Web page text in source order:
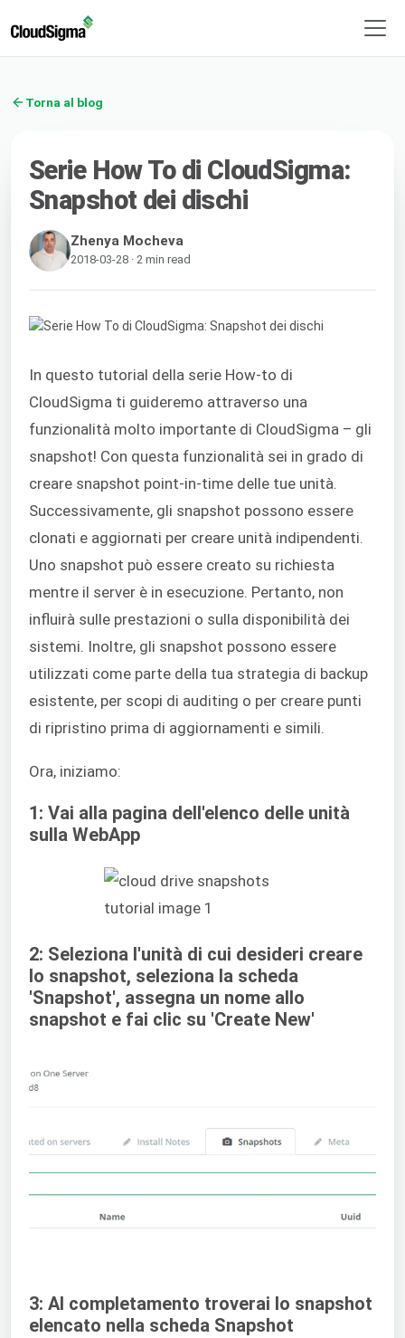
Torna al blog
Serie How To di CloudSigma:
Snapshot dei dischi
Zhenya Mocheva
2018-03-28 · 2 min read
In questo tutorial della serie How-to di
CloudSigma ti guideremo attraverso una
funzionalità molto importante di CloudSigma – gli
snapshot! Con questa funzionalità sei in grado di
creare snapshot point-in-time delle tue unità.
Successivamente, gli snapshot possono essere
clonati e aggiornati per creare unità indipendenti.
Uno snapshot può essere creato su richiesta
mentre il server è in esecuzione. Pertanto, non
influirà sulle prestazioni o sulla disponibilità dei
sistemi. Inoltre, gli snapshot possono essere
utilizzati come parte della tua strategia di backup
esistente, per scopi di auditing o per creare punti
di ripristino prima di aggiornamenti e simili.
Ora, iniziamo:
1: Vai alla pagina dell'elenco delle unità
sulla WebApp
2: Seleziona l'unità di cui desideri creare
lo snapshot, seleziona la scheda
'Snapshot', assegna un nome allo
snapshot e fai clic su 'Create New'
3: Al completamento troverai lo snapshot
elencato nella scheda Snapshot